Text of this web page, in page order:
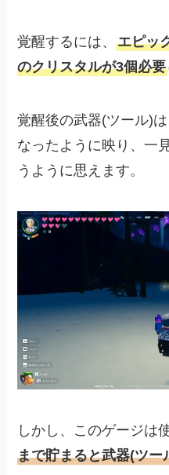
覚醒するには、エピッ
のクリスタルが3個必要
覚醒後の武器(ツール)
なったように映り、一
うように思えます。
しかし、このゲージは
まで貯まると武器(ツー